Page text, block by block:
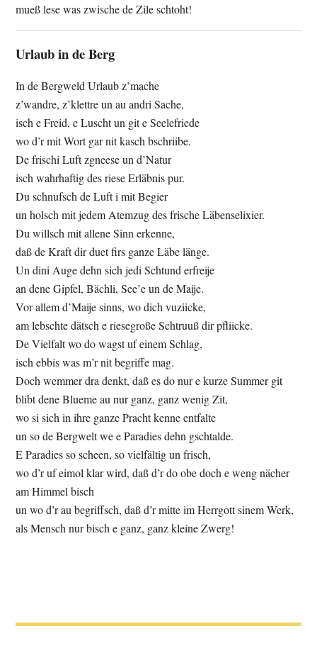
mueß lese was zwische de Zile schtoht!
Urlaub in de Berg
In de Bergweld Urlaub z’mache
z’wandre, z’klettre un au andri Sache,
isch e Freid, e Luscht un git e Seelefriede
wo d’r mit Wort gar nit kasch bschriibe.
De frischi Luft zgneese un d’Natur
isch wahrhaftig des riese Erläbnis pur.
Du schnufsch de Luft i mit Begier
un holsch mit jedem Atemzug des frische Läbenselixier.
Du willsch mit allene Sinn erkenne,
daß de Kraft dir duet firs ganze Läbe länge.
Un dini Auge dehn sich jedi Schtund erfreije
an dene Gipfel, Bächli, See’e un de Maije.
Vor allem d’Maije sinns, wo dich vuziicke,
am lebschte dätsch e riesegroße Schtruuß dir pfliicke.
De Vielfalt wo do wagst uf einem Schlag,
isch ebbis was m’r nit begriffe mag.
Doch wemmer dra denkt, daß es do nur e kurze Summer git
blibt dene Blueme au nur ganz, ganz wenig Zit,
wo si sich in ihre ganze Pracht kenne entfalte
un so de Bergwelt we e Paradies dehn gschtalde.
E Paradies so scheen, so vielfältig un frisch,
wo d’r uf eimol klar wird, daß d’r do obe doch e weng nächer
am Himmel bisch
un wo d’r au begriffsch, daß d’r mitte im Herrgott sinem Werk,
als Mensch nur bisch e ganz, ganz kleine Zwerg!